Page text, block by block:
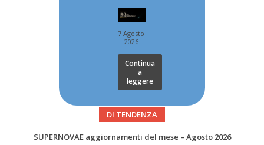
7 Agosto
2026
Continua
a
leggere
DI TENDENZA
Le Comete del mese di Agosto: LA 10P/TEMPEL AL PERIELIO